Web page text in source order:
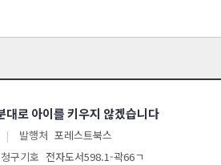
대로 아이를 키우지 않겠습니다
| 발행처 포레스트북스
청구기호 전자도서598.1-곽66ㄱ